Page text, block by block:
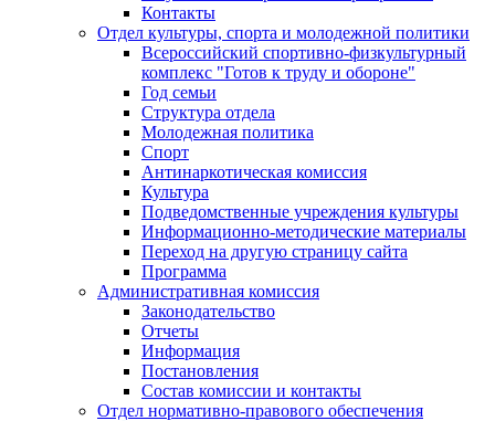
Контакты
Отдел культуры, спорта и молодежной политики
Всероссийский спортивно-физкультурный
комплекс "Готов к труду и обороне"
Год семьи
Структура отдела
Молодежная политика
Спорт
Антинаркотическая комиссия
Культура
Подведомственные учреждения культуры
Информационно-методические материалы
Переход на другую страницу сайта
Программа
Административная комиссия
Законодательство
Отчеты
Информация
Постановления
Состав комиссии и контакты
Отдел нормативно-правового обеспечения